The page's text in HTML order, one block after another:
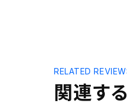
関連す
RELATED